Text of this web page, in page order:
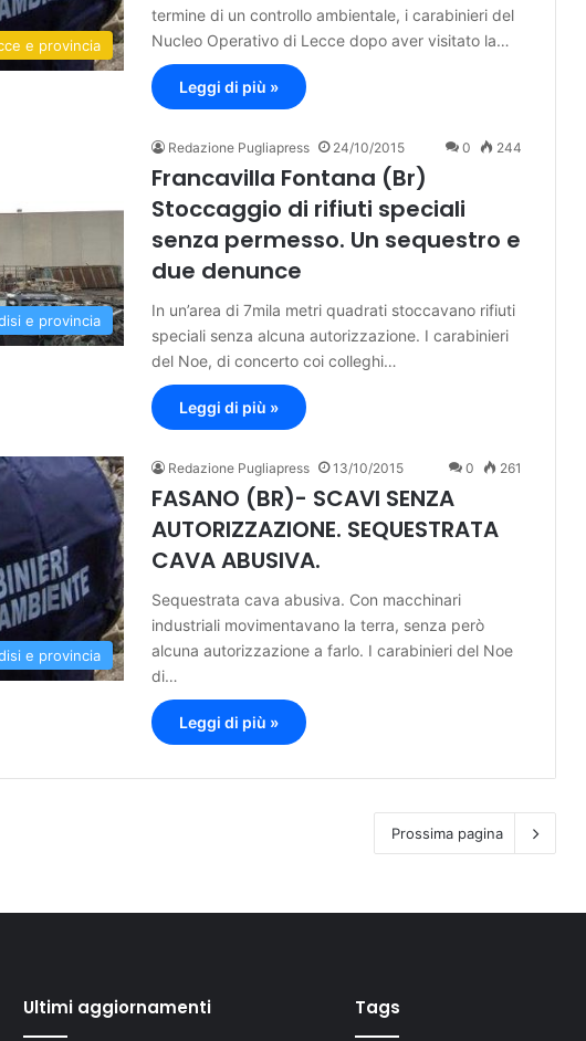
e provincia
termine di un controllo ambientale, i carabinieri del
Nucleo Operativo di Lecce dopo aver visitato la…
Leggi di più »
e provincia
Redazione Pugliapress 24/10/2015 0 244
Francavilla Fontana (Br)
Stoccaggio di rifiuti speciali
senza permesso. Un sequestro e
due denunce
In un’area di 7mila metri quadrati stoccavano rifiuti
speciali senza alcuna autorizzazione. I carabinieri
del Noe, di concerto coi colleghi…
Leggi di più »
e provincia
Redazione Pugliapress 13/10/2015 0 261
FASANO (BR)- SCAVI SENZA
AUTORIZZAZIONE. SEQUESTRATA
CAVA ABUSIVA.
Sequestrata cava abusiva. Con macchinari
industriali movimentavano la terra, senza però
alcuna autorizzazione a farlo. I carabinieri del Noe
di…
Leggi di più »
Prossima pagina
Ultimi aggiornamenti Tags